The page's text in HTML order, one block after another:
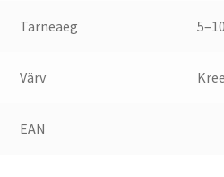
Tarneaeg
Värv
EAN